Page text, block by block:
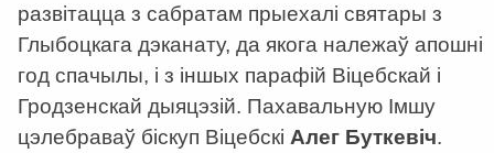
развітацца з сабратам прыехалі святары з
Глыбоцкага дэканату, да якога належаў апошні
год спачылы, і з іншых парафій Віцебскай і
Гродзенскай дыяцэзій. Пахавальную Імшу
цэлебраваў біскуп Віцебскі Алег Буткевіч.